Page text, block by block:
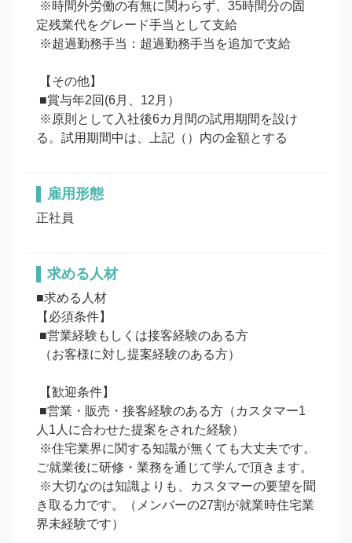
定残業代をグレード手当として支給
る。試用期間中は、上記（）内の金額とする
雇用形態
正社員
求める人材
■求める人材
【必須条件】
人1人に合わせた提案をされた経験）
ご就業後に研修・業務を通じて学んで頂きます。
き取る力です。（メンバーの27割が就業時住宅業
界未経験です）